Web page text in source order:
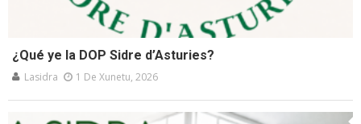
¿Qué ye la DOP Sidre d’Asturies?
Lasidra 1 De Xunetu, 2026